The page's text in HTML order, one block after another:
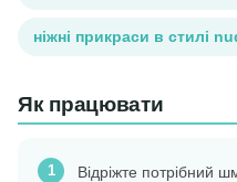
ніжні прикраси в стилі
Як працювати
Відріжте потрібний